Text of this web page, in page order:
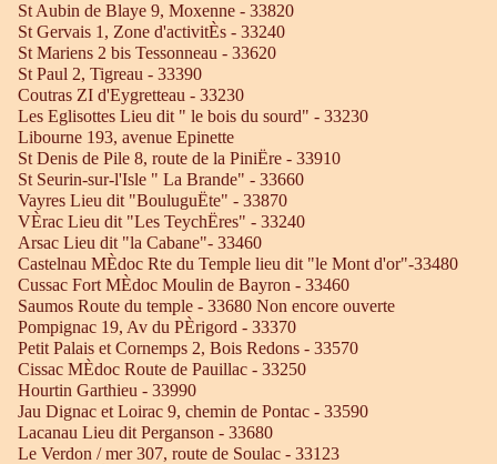
St Aubin de Blaye 9, Moxenne - 33820
St Gervais 1, Zone d'activitÈs - 33240
St Mariens 2 bis Tessonneau - 33620
St Paul 2, Tigreau - 33390
Coutras ZI d'Eygretteau - 33230
Les Eglisottes Lieu dit " le bois du sourd" - 33230
Libourne 193, avenue Epinette
St Denis de Pile 8, route de la PiniËre - 33910
St Seurin-sur-l'Isle " La Brande" - 33660
Vayres Lieu dit "BouluguËte" - 33870
VÈrac Lieu dit "Les TeychËres" - 33240
Arsac Lieu dit "la Cabane"- 33460
Castelnau MÈdoc Rte du Temple lieu dit "le Mont d'or"-33480
Cussac Fort MÈdoc Moulin de Bayron - 33460
Saumos Route du temple - 33680 Non encore ouverte
Pompignac 19, Av du PÈrigord - 33370
Petit Palais et Cornemps 2, Bois Redons - 33570
Cissac MÈdoc Route de Pauillac - 33250
Hourtin Garthieu - 33990
Jau Dignac et Loirac 9, chemin de Pontac - 33590
Lacanau Lieu dit Perganson - 33680
Le Verdon / mer 307, route de Soulac - 33123